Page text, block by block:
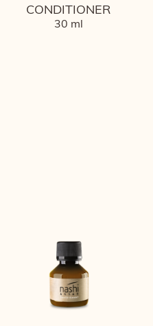
CONDITIONER
30 ml